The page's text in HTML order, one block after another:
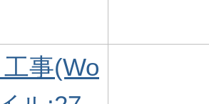
事(Wo